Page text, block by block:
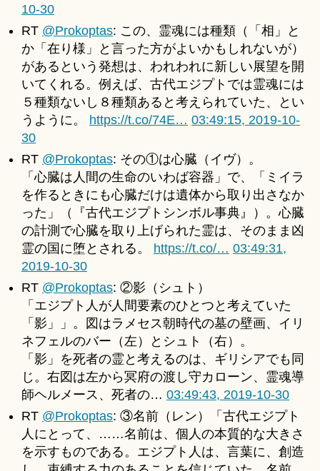
10-30
RT @Prokoptas: この、霊魂には種類（「相」と
か「在り様」と言った方がよいかもしれないが）
があるという発想は、われわれに新しい展望を開
いてくれる。例えば、古代エジプトでは霊魂には
５種類ないし８種類あると考えられていた、とい
うように。 https://t.co/74E… 03:49:15, 2019-10-
30
RT @Prokoptas: その①は心臓（イヴ）。
「心臓は人間の生命のいわば容器」で、「ミイラ
を作るときにも心臓だけは遺体から取り出さなか
った」（『古代エジプトシンボル事典』）。心臓
の計測で心臓を取り上げられた霊は、そのまま凶
霊の国に堕とされる。 https://t.co/… 03:49:31,
2019-10-30
RT @Prokoptas: ②影（シュト）
「エジプト人が人間要素のひとつと考えていた
「影」」。図はラメセス朝時代の墓の壁画、イリ
ネフェルのバー（左）とシュト（右）。
「影」を死者の霊と考えるのは、ギリシアでも同
じ。右図は左から冥府の渡し守カローン、霊魂導
師ヘルメース、死者の… 03:49:43, 2019-10-30
RT @Prokoptas: ③名前（レン）「古代エジプト
人にとって、……名前は、個人の本質的な大きさ
を示すものである。エジプト人は、言葉に、創造